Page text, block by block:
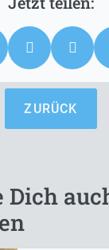
ZURÜCK
Dich